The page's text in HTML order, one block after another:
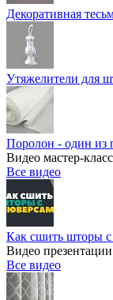
Декоративная
Утяжелители для
Поролон - один из
Видео мастер-класс
Все видео
Как сшить шторы
Видео презентации
Все видео